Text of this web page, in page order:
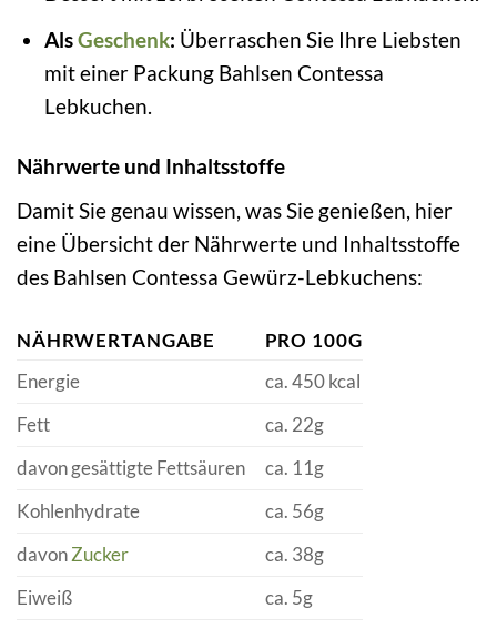
AlsGeschenk: Überraschen Sie Ihre Liebsten
mit einer Packung Bahlsen Contessa
Lebkuchen.
Nährwerte und Inhaltsstoffe
Damit Sie genau wissen, was Sie genießen, hier
eine Übersicht der Nährwerte und Inhaltsstoffe
des Bahlsen Contessa Gewürz-Lebkuchens:
NÄHRWERTANGABE
PRO 100G
Energie
ca. 450 kcal
Fett
ca. 22g
davon gesättigte Fettsäuren
ca. 11g
Kohlenhydrate
ca. 56g
davonZucker
ca. 38g
Eiweiß
ca. 5g